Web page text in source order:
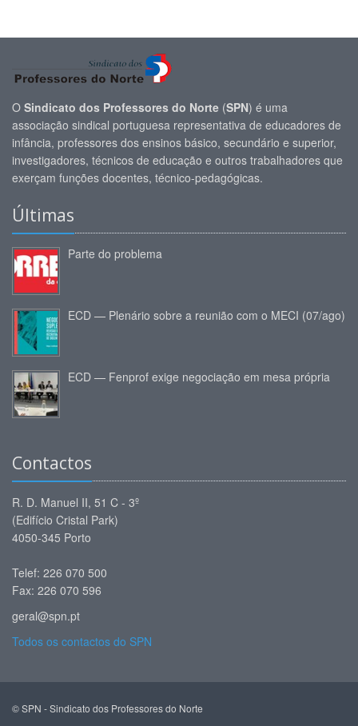
O Sindicato dos Professores do Norte (SPN) é uma
associação sindical portuguesa representativa de educadores de
infância, professores dos ensinos básico, secundário e superior,
investigadores, técnicos de educação e outros trabalhadores que
exerçam funções docentes, técnico-pedagógicas.
Últimas
Parte do problema
ECD — Plenário sobre a reunião com o MECI (07/ago)
ECD — Fenprof exige negociação em mesa própria
Contactos
R. D. Manuel II, 51 C - 3º
(Edifício Cristal Park)
4050-345 Porto
Telef: 226 070 500
Fax: 226 070 596
geral@spn.pt
Todos os contactos do SPN
© SPN - Sindicato dos Professores do Norte